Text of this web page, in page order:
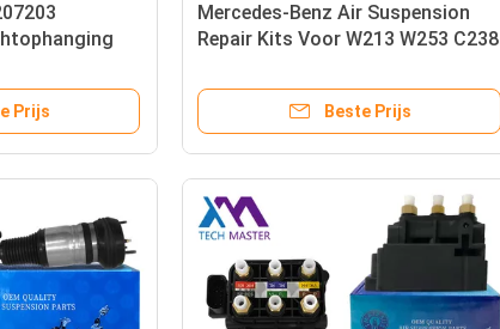
Maybach
Prijs
Mercedes-Benz Air Suspension
Repair Kits Voor W213 W253 C238
Valve Block
Beste Prijs